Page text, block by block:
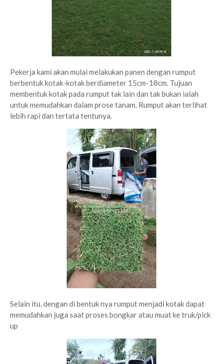
Pekerja kami akan mulai melakukan panen dengan rumput
berbentuk kotak-kotak berdiameter 15cm-18cm. Tujuan
membentuk kotak pada rumput tak lain dan tak bukan ialah
untuk memudahkan dalam prose tanam. Rumput akan terlihat
lebih rapi dan tertata tentunya.
Selain itu, dengan di bentuk nya rumput menjadi kotak dapat
memudahkan juga saat proses bongkar atau muat ke truk/pick
up